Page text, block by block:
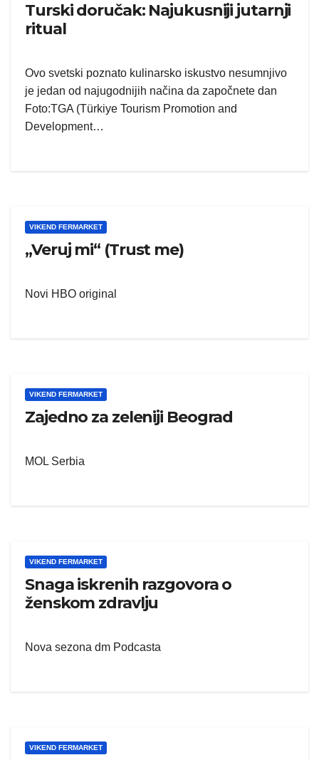
Turski doručak: Najukusniji jutarnji
ritual
Ovo svetski poznato kulinarsko iskustvo nesumnjivo
je jedan od najugodnijih načina da započnete dan
Foto:TGA (Türkiye Tourism Promotion and
Development…
VIKEND FERMARKET
„Veruj mi“ (Trust me)
Novi HBO original
VIKEND FERMARKET
Zajedno za zeleniji Beograd
MOL Serbia
VIKEND FERMARKET
Snaga iskrenih razgovora o
ženskom zdravlju
Nova sezona dm Podcasta
VIKEND FERMARKET